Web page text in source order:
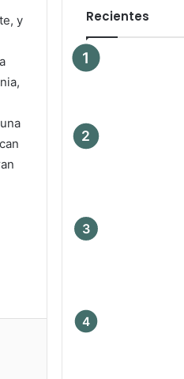
y
Recientes